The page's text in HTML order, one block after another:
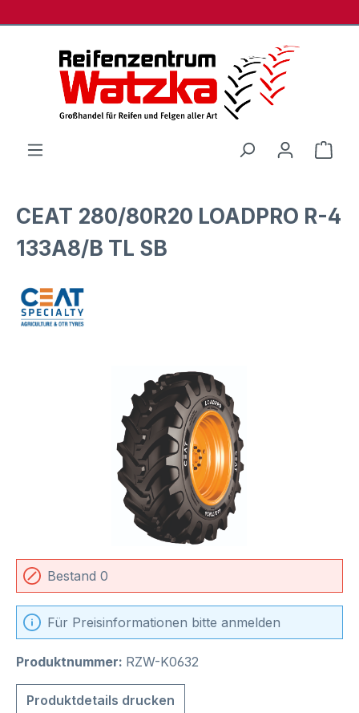
CEAT 280/80R20 LOADPRO R-4
133A8/B TL SB
Bildergalerie überspringen
Bestand 0
Für Preisinformationen bitte anmelden
Produktnummer: RZW-K0632
Produktdetails drucken